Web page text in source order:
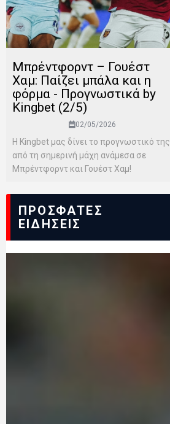
Μπρέντφορντ – Γουέστ
Χαμ: Παίζει μπάλα και η
φόρμα - Προγνωστικά by
Kingbet (2/5)
02/05/2026
Η Kingbet μας δίνει το προγνωστικό της
από τη σημερινή μάχη ανάμεσα σε
Μπρέντφορντ και Γουέστ Χαμ!
ΠΡΟΣΦΑΤΕΣ
ΕΙΔΗΣΕΙΣ